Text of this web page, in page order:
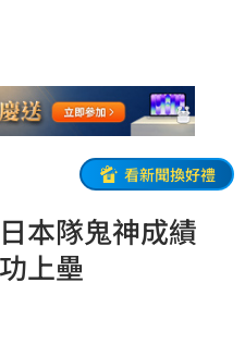
看新聞換好禮
本隊鬼神成績
上壘